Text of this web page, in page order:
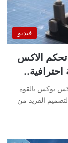
فيديو
الاكس
بوكس بالقوة
الفريد من